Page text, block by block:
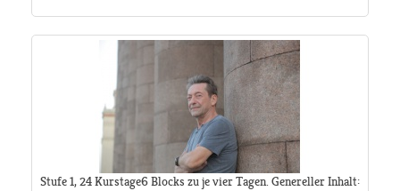
Stufe 1, 24 Kurstage6 Blocks zu je vier Tagen. Genereller Inhalt: